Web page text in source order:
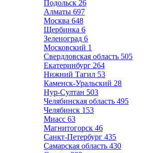
Подольск 26
Алматы 697
Москва 648
Щербинка 6
Зеленоград 6
Московский 1
Свердловская область 505
Екатеринбург 264
Нижний Тагил 53
Каменск-Уральский 28
Нур-Султан 503
Челябинская область 495
Челябинск 153
Миасс 63
Магнитогорск 46
Санкт-Петербург 435
Самарская область 430